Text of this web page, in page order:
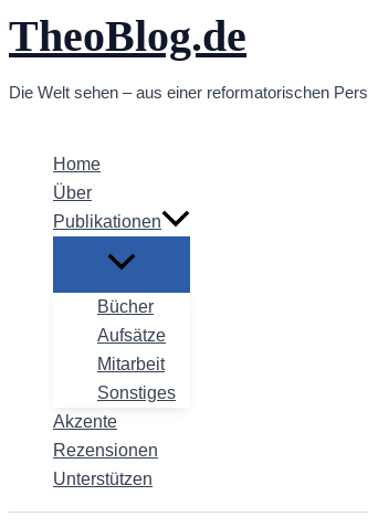
Zum
Inhalt
TheoBlog.de
Die Welt sehen – aus einer reformatorischen
Home
Über
Publikationen
Bücher
Aufsätze
Mitarbeit
Sonstiges
Akzente
Rezensionen
Unterstützen